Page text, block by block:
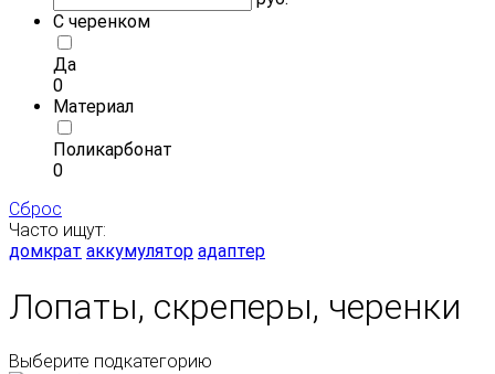
С черенком
Да
0
Материал
Поликарбонат
0
Сброс
Часто ищут:
домкрат аккумулятор адаптер
Лопаты, скреперы, черенки
Выберите подкатегорию